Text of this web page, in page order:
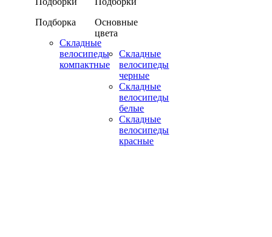
Подборка
Складные
велосипеды
компактные
Основные
цвета
Складные
велосипеды
черные
Складные
велосипеды
белые
Складные
велосипеды
красные